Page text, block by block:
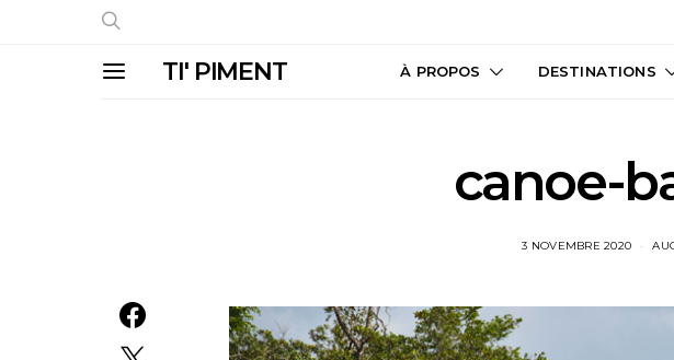
TI' PIMENT À PROPOS DESTINATIONS
canoe-
3 NOVEMBRE 2020